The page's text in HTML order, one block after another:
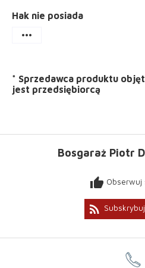
Hak nie posiada
more_horiz
* Sprzedawca produktu
jest przedsiębiorcą
Bosgaraż Piotr
thumb_up Obserwuj
rss_feed